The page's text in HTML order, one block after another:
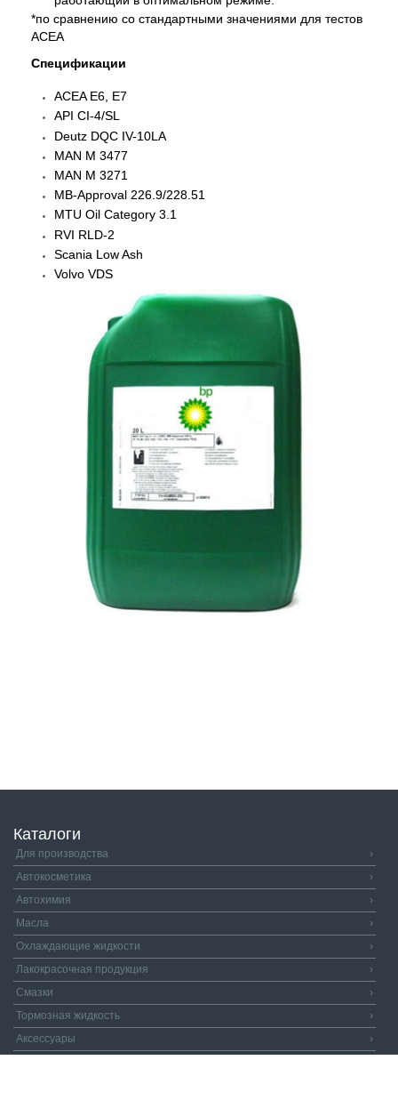
*по сравнению со стандартными значениями для тестов
АСЕА
Спецификации
ACEA E6, E7
API CI-4/SL
Deutz DQC IV-10LA
MAN M 3477
MAN M 3271
MB-Approval 226.9/228.51
MTU Oil Category 3.1
RVI RLD-2
Scania Low Ash
Volvo VDS
Каталоги
Для производства
›
Автокосметика
›
Автохимия
›
Масла
›
Охлаждающие жидкости
›
Лакокрасочная продукция
›
Смазки
›
Тормозная жидкость
›
Аксессуары
›